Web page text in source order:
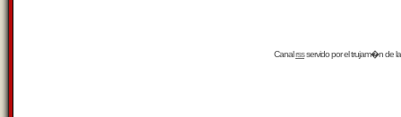
Canalrssservido por eltrujam�nde